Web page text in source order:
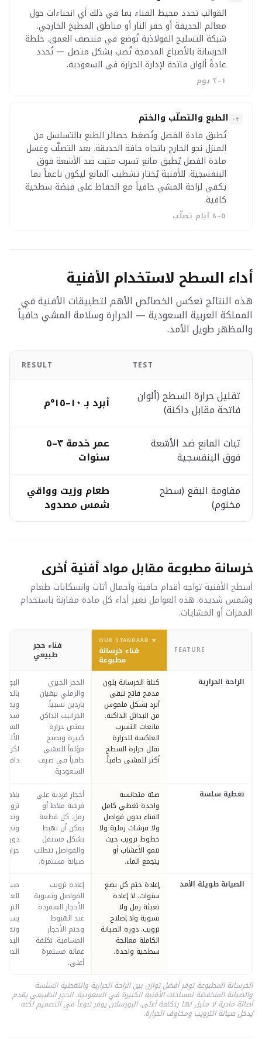
القوالب تحدد محيط الفناء بما في ذلك أي انحناءات حول
معالم الحديقة أو حفر النار أو مناطق المطبخ الخارجي.
شبكة التسليح الفولاذية تُوضع في منتصف العمق. خلطة
الخرسانة بالأصباغ المدمجة تُصب بشكل متصل — تُحدد
عادةً ألوان فاتحة لإدارة الحرارة في السعودية.
١–٢ يوم
٠٣ الطبع والتصلّب والختم
تُطبق مادة الفصل وتُضغط حصائر الطبع بالتسلسل من
المنزل نحو الخارج باتجاه حافة الحديقة. بعد التصلّب وغسل
مادة الفصل يُطبق مانع تسرب مثبت ضد الأشعة فوق
البنفسجية. للأفنية يُختار تشطيب المانع ليكون ناعماً بما
يكفي لراحة المشي حافياً مع الحفاظ على قبضة سطحية
كافية.
٥–٨ أيام تصلّب
أداء السطح لاستخدام الأفنية
هذه النتائج تعكس الخصائص الأهم لتطبيقات الأفنية في
المملكة العربية السعودية — الحرارة وسلامة المشي حافياً
والمظهر طويل الأمد.
TEST
RESULT
تقليل حرارة السطح (ألوان
فاتحة مقابل داكنة) أبرد بـ ١٠–١٥°م
ثبات المانع ضد الأشعة
فوق البنفسجية
عمر خدمة ٣–٥
سنوات
مقاومة البقع (سطح
مختوم)
طعام وزيت وواقي
شمس مصدود
خرسانة مطبوعة مقابل مواد أفنية أخرى
أسطح الأفنية تواجه أقدام حافية وأحمال أثاث وانسكابات طعام
وشمس شديدة. هذه العوامل تغير أداء كل مادة مقارنة باستخدام
الممرات أو المشايات.
FEATURE
★ OUR STANDARD
فناء خرسانة
مطبوعة
فناء حجر
طبيعي
الراحة الحرارية
كتلة الخرسانة بلون
مدمج فاتح تبقى
أبرد بشكل ملموس
من البدائل الداكنة.
مانعات التسرب
العاكسة للحرارة
تقلل حرارة السطح
أكثر للمشي حافياً.
الحجر الجيري
والرملي يبقيان
باردين نسبياً.
الجرانيت الداكن
يمتص حرارة
كبيرة ويصبح
مؤلماً للمشي
حافياً في صيف
السعودية.
شديد
لكن
تغطية سلسة
صبّة متجانسة
واحدة تغطي كامل
الفناء بدون فواصل
ولا فرشات رملية ولا
خطوط ترويب حيث
تنمو الأعشاب أو
يتجمع الماء.
أحجار فردية على
فرشة ملاط أو
رمل. كل قطعة
يمكن أن تهبط
بشكل مستقل
والفواصل تتطلب
صيانة مستمرة.
بلاط
الصيانة طويلة الأمد
إعادة ختم كل بضع
سنوات. لا إعادة
تعبئة رمل ولا
تسوية ولا إصلاح
ترويب. دورة الصيانة
الكاملة معالجة
سطحية واحدة.
إعادة ترويب
الفواصل وتسوية
الأحجار المنفردة
عند الهبوط
وختم الأحجار
المسامية. تكلفة
عمالة مستمرة
أعلى.
يسمح
الخرسانة المطبوعة توفر أفضل توازن بين الراحة الحرارية والتغطية السلسة
والصيانة المنخفضة لمساحات الأفنية الكبيرة في السعودية. الحجر الطبيعي يقدم
أصالة مادية لا مثيل لها بتكلفة أعلى. البورسلان يوفر تنوعاً في التصميم لكنه
يُدخل صيانة الترويب ومخاوف الحرارة.